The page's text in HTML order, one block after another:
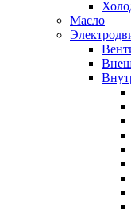
Масло